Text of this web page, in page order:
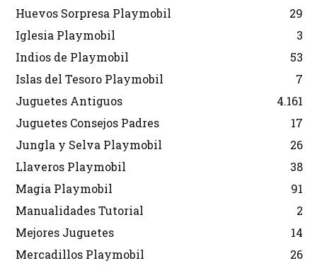
Huevos Sorpresa Playmobil
29
Iglesia Playmobil
3
Indios de Playmobil
53
Islas del Tesoro Playmobil
7
Juguetes Antiguos
4.161
Juguetes Consejos Padres
17
Jungla y Selva Playmobil
26
Llaveros Playmobil
38
Magia Playmobil
91
Manualidades Tutorial
2
Mejores Juguetes
14
Mercadillos Playmobil
26